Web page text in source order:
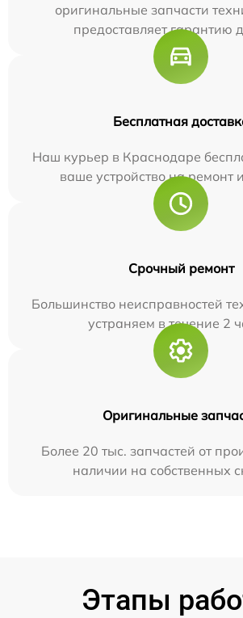
оригинальные запчасти
предоставляет гарантию
Бесплатная
Наш курьер в Краснодаре
ваше устройство на ремонт
Срочный ремонт
Большинство неисправностей
устраняем в течение 2
Оригинальные
Более 20 тыс. запчастей от
наличии на собственных
Этапы